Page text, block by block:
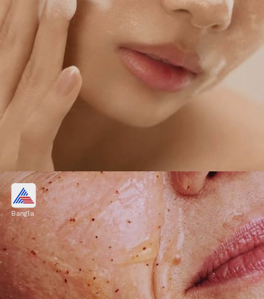
পার্লারের টাকা বাঁচিয়ে বাড়িতেই করুন
ফেশিয়াল!
ফেশিয়ালের শুরুতেই মুখ ভালো করে পরিষ্কার করুন।
আপনার ত্বকের ধরন অনুযায়ী হালকা ফেসওয়াশ বা
ক্লিনজার ব্যবহার করুন। ত্বক পরিষ্কার থাকলে পরের
ধাপগুলো আরও কার্যকরী হবে।
Bangla